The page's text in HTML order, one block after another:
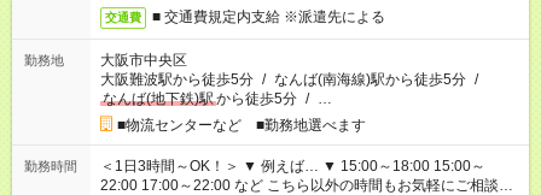
交通費 ■ 交通費規定内支給 ※派遣先による
勤務地
大阪市中央区
大阪難波駅から徒歩5分 / なんば(南海線)駅から徒歩5分 /
なんば(地下鉄)駅から徒歩5分 / …
■物流センターなど ■勤務地選べます
勤務時間
＜1日3時間～OK！＞ ▼ 例えば… ▼ 15:00～18:00 15:00～
22:00 17:00～22:00 など こちら以外の時間もお気軽にご相談く